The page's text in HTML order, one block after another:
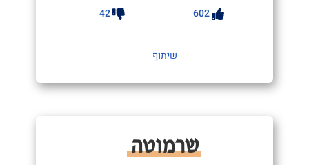
602
42
שיתוף
שרמוטה